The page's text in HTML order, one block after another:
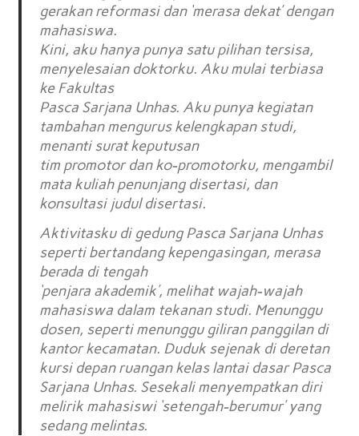
gerakan reformasi dan ‘merasa dekat’ dengan
mahasiswa.
Kini, aku hanya punya satu pilihan tersisa,
menyelesaian doktorku. Aku mulai terbiasa
ke Fakultas
Pasca Sarjana Unhas. Aku punya kegiatan
tambahan mengurus kelengkapan studi,
menanti surat keputusan
tim promotor dan ko-promotorku, mengambil
mata kuliah penunjang disertasi, dan
konsultasi judul disertasi.
Aktivitasku di gedung Pasca Sarjana Unhas
seperti bertandang kepengasingan, merasa
berada di tengah
‘penjara akademik’, melihat wajah-wajah
mahasiswa dalam tekanan studi. Menunggu
dosen, seperti menunggu giliran panggilan di
kantor kecamatan. Duduk sejenak di deretan
kursi depan ruangan kelas lantai dasar Pasca
Sarjana Unhas. Sesekali menyempatkan diri
melirik mahasiswi ‘setengah-berumur’ yang
sedang melintas.